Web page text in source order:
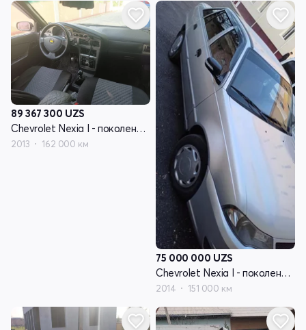
89 367 300 UZS
Chevrolet Nexia I - поколение рестайлинг
2013 162 000 км
75 000 000 UZS
Chevrolet Nexia I - поколение рестайлинг
2014 151 000 км